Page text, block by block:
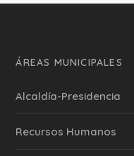
ÁREAS MUNICIPALES
Alcaldía-Presidencia
Recursos Humanos